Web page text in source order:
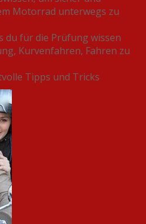
Motorrad unterwegs zu
du für die Prüfung wissen
Kurvenfahren, Fahren zu
Tipps und Tricks